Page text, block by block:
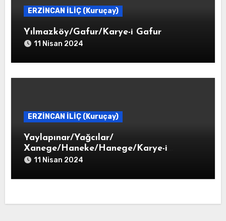
ERZİNCAN İLİÇ (Kuruçay)
Yılmazköy/Gafur/Karye-i Gafur
11 Nisan 2024
ERZİNCAN İLİÇ (Kuruçay)
Yaylapınar/Yağcılar/
Xanege/Haneke/Hanege/Karye-i
Haneke
11 Nisan 2024